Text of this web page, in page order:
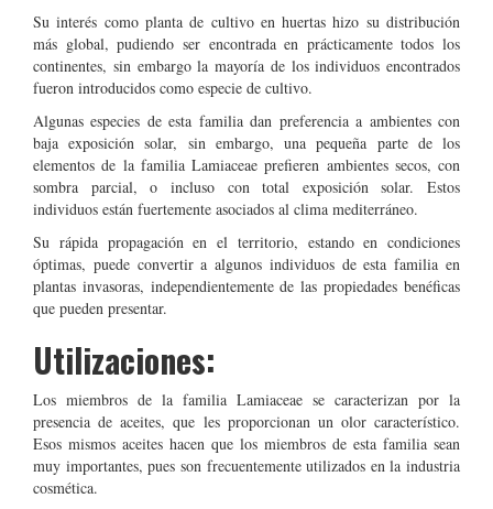
Su interés como planta de cultivo en huertas hizo su distribución
más global, pudiendo ser encontrada en prácticamente todos los
continentes, sin embargo la mayoría de los individuos encontrados
fueron introducidos como especie de cultivo.
Algunas especies de esta familia dan preferencia a ambientes con
baja exposición solar, sin embargo, una pequeña parte de los
elementos de la familia Lamiaceae prefieren ambientes secos, con
sombra parcial, o incluso con total exposición solar. Estos
individuos están fuertemente asociados al clima mediterráneo.
Su rápida propagación en el territorio, estando en condiciones
óptimas, puede convertir a algunos individuos de esta familia en
plantas invasoras, independientemente de las propiedades benéficas
que pueden presentar.
Utilizaciones:
Los miembros de la familia Lamiaceae se caracterizan por la
presencia de aceites, que les proporcionan un olor característico.
Esos mismos aceites hacen que los miembros de esta familia sean
muy importantes, pues son frecuentemente utilizados en la industria
cosmética.